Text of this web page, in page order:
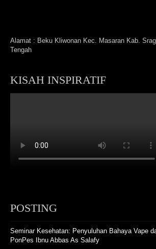
Alamat : Beku Kliwonan Kec. Masaran Kab.
Tengah
KISAH INSPIRATIF
POSTING
Seminar Kesehatan: Penyuluhan Bahaya Vape
PonPes Ibnu Abbas As Salafy